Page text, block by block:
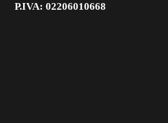
P.IVA: 02206010668